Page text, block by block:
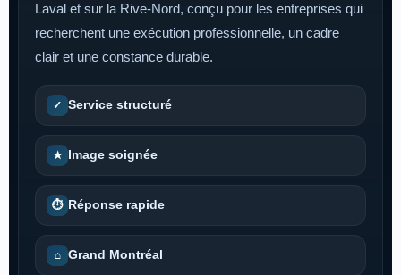
Laval et sur la Rive-Nord, conçu pour les entreprises qui
recherchent une exécution professionnelle, un cadre
clair et une constance durable.
✓ Service structuré
★ Image soignée
⏱ Réponse rapide
⌂ Grand Montréal